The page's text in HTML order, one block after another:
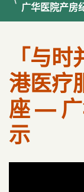
广华医院产房
「与
港医疗
座 — 广
示